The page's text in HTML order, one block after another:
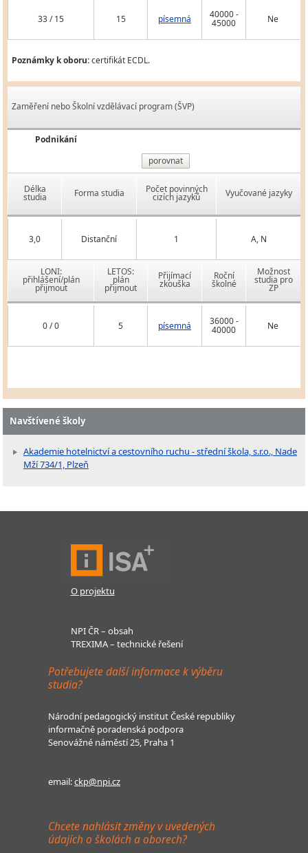
33 / 15 15 písemná 40000 -
45000 Ne
Poznámky k oboru:certifikát ECDL.
Zaměření nebo Školní vzdělávací program (ŠVP)
Podnikání
porovnat
Délka
studia Forma studia Počet povinných
cizích jazyků Vyučované jazyky
3,0 Distanční 1 A, N
LONI:
přihlášení/plán
přijmout
LETOS:
plán
přijmout
Přijímací
zkouška
Roční
školné
Možnost
studia pro
ZP
0 / 0 5 písemná 36000 -
40000 Ne
Navštívené školy
Akademie hotelnictví a cestovního ruchu - střední škola, s.r.o., Nade
Mží 734/1, Plzeň
O projektu
NPI ČR – obsah
TREXIMA – technické řešení
Potřebujete další informace k výběru
studia?
Národní pedagogický institut České republiky
informačně poradenská podpora
Senovážné náměstí 25, Praha 1
email:ckp@npi.cz
Chcete nahlásit změny v uvedených
údajích o školách a oborech?